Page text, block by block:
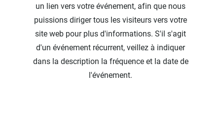
un lien vers votre événement, afin que nous
puissions diriger tous les visiteurs vers votre
site web pour plus d'informations. S'il s'agit
d'un événement récurrent, veillez à indiquer
dans la description la fréquence et la date de
l'événement.